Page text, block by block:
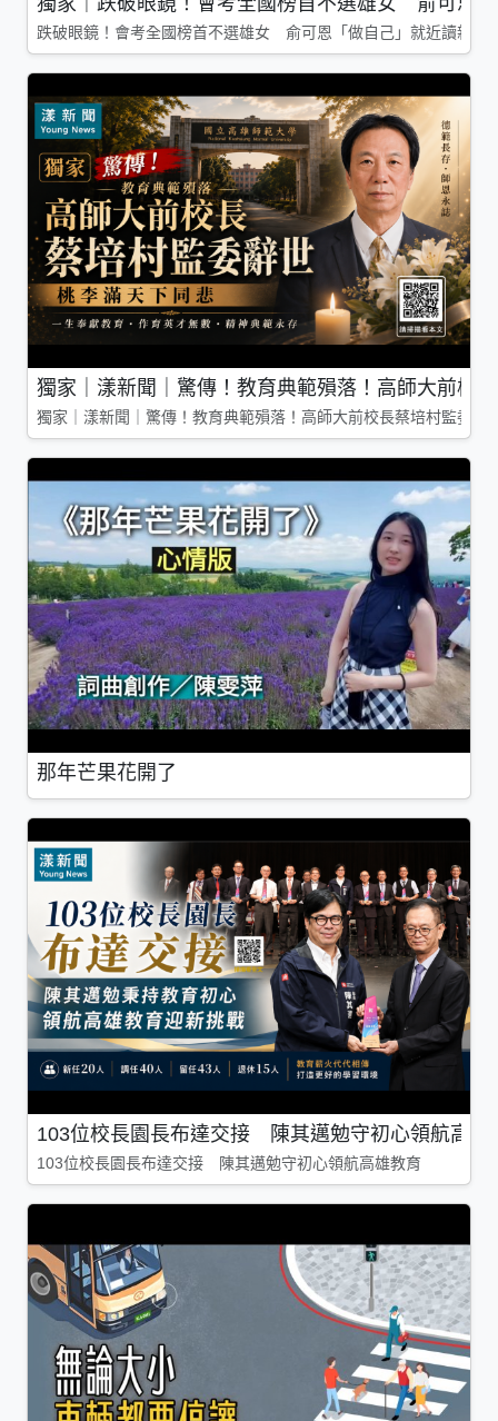
跌破眼鏡！會考全國榜首不選雄女 俞可恩「做自己」就近讀新莊
獨家｜漾新聞｜驚傳！教育典範殞落！高師大前校
獨家｜漾新聞｜驚傳！教育典範殞落！高師大前校長蔡培村監委
那年芒果花開了
103位校長園長布達交接 陳其邁勉守初心領航高雄
103位校長園長布達交接 陳其邁勉守初心領航高雄教育